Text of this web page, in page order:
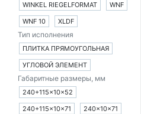
WINKEL RIEGELFORMAT
WNF
WNF 10
XLDF
Тип исполнения
ПЛИТКА ПРЯМОУГОЛЬНАЯ
УГЛОВОЙ ЭЛЕМЕНТ
Габаритные размеры, мм
240+115×10×52
240+115×10×71
240×10×71